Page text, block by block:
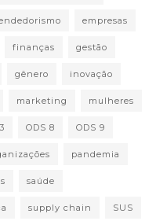
empresas
finanças gestão
gênero inovação
marketing mulheres
ODS 8 ODS 9
pandemia
saúde
supply chain SUS